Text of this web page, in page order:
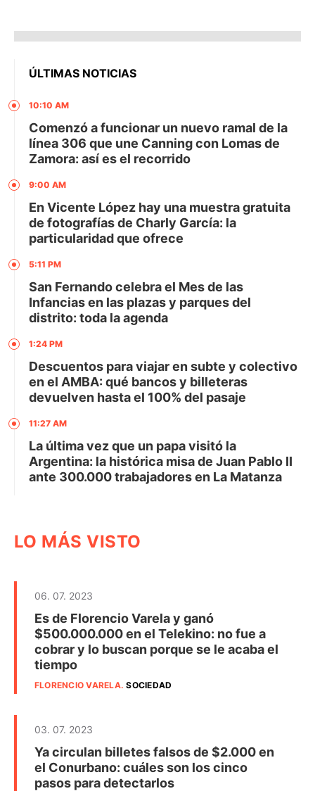
ÚLTIMAS NOTICIAS
10:10 AM
Comenzó a funcionar un nuevo ramal de la
línea 306 que une Canning con Lomas de
Zamora: así es el recorrido
9:00 AM
En Vicente López hay una muestra gratuita
de fotografías de Charly García: la
particularidad que ofrece
5:11 PM
San Fernando celebra el Mes de las
Infancias en las plazas y parques del
distrito: toda la agenda
1:24 PM
Descuentos para viajar en subte y colectivo
en el AMBA: qué bancos y billeteras
devuelven hasta el 100% del pasaje
11:27 AM
La última vez que un papa visitó la
Argentina: la histórica misa de Juan Pablo II
ante 300.000 trabajadores en La Matanza
LO MÁS VISTO
06. 07. 2023
Es de Florencio Varela y ganó
$500.000.000 en el Telekino: no fue a
cobrar y lo buscan porque se le acaba el
tiempo
FLORENCIO VARELA.SOCIEDAD
03. 07. 2023
Ya circulan billetes falsos de $2.000 en
el Conurbano: cuáles son los cinco
pasos para detectarlos